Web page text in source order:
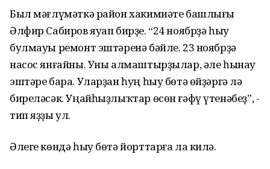
Был мәғлүмәткә район хакимиәте башлығы
Әлфир Сабиров яуап бирҙе. “24 ноябрҙә һыу
булмауы ремонт эштәренә бәйле. 23 ноябрҙә
насос янғайны. Уны алмаштырҙылар, әле һынау
эштәре бара. Уларҙан һуң һыу бөтә өйҙәргә лә
биреләсәк. Уңайһыҙлыҡтар өсөн ғәфү үтенәбеҙ”, -
тип яҙҙы ул.
Әлеге көндә һыу бөтә йорттарға ла килә.